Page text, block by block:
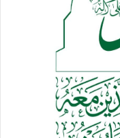
للفترة القادمة وكنا
أقيمت الأسبوع
مع فعالية أخرى “.
الجهاز الرائد في
الجهاز وكوادره
في الأداء والعمل